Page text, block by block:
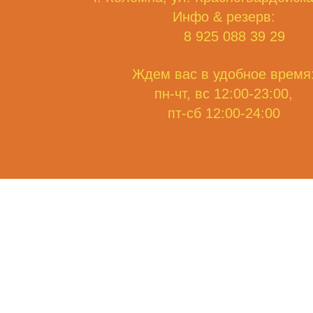
Инфо & резерв:
8 925 088 39 29
Ждем вас в удобное
пн-чт, вс 12:00-23:00,
пт-сб 12:00-24:00